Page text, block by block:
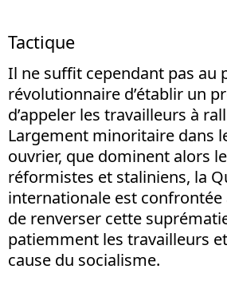
Tactique
Il ne suffit cependant pas au
révolutionnaire d’établir un
d’appeler les travailleurs à
Largement minoritaire dans
ouvrier, que dominent alors
réformistes et staliniens, la
internationale est confrontée
de renverser cette
patiemment les travailleurs
cause du socialisme.